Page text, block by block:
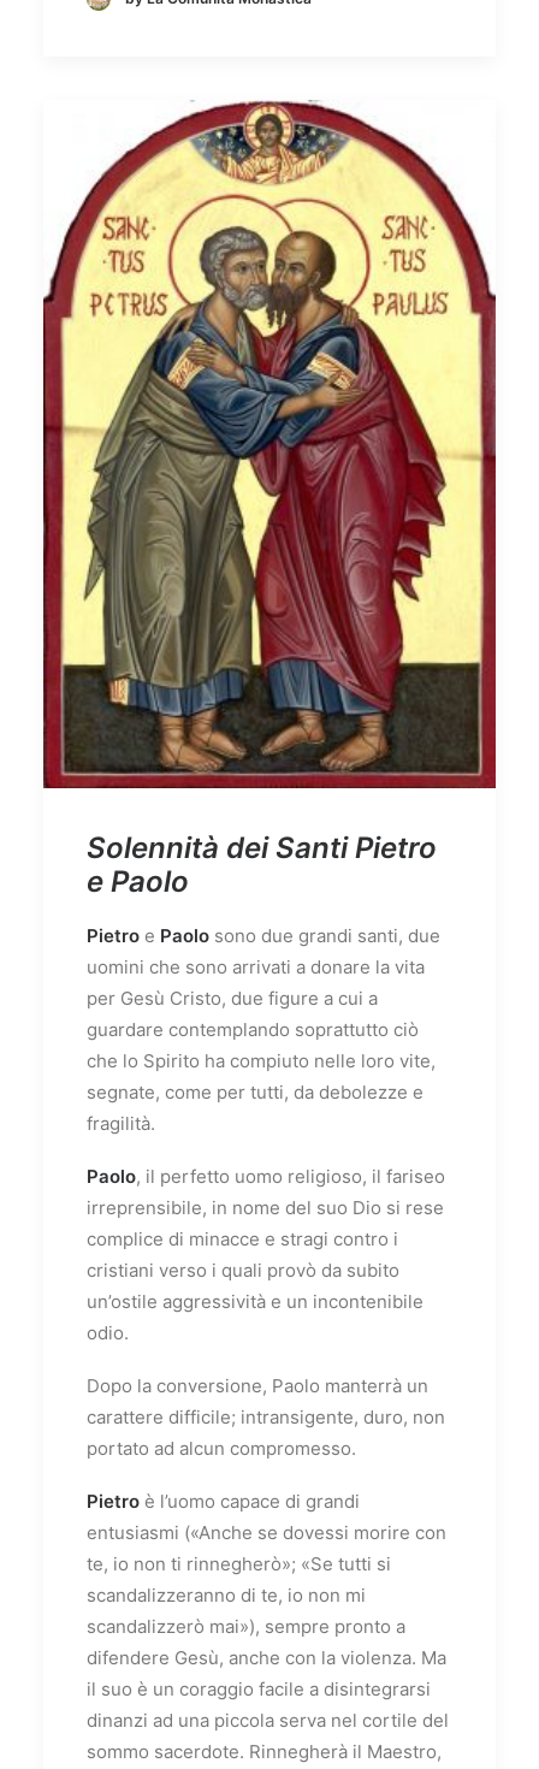
Solennità dei Santi Pietro
e Paolo
Pietro e Paolo sono due grandi santi, due
uomini che sono arrivati a donare la vita
per Gesù Cristo, due figure a cui a
guardare contemplando soprattutto ciò
che lo Spirito ha compiuto nelle loro vite,
segnate, come per tutti, da debolezze e
fragilità.
Paolo, il perfetto uomo religioso, il fariseo
irreprensibile, in nome del suo Dio si rese
complice di minacce e stragi contro i
cristiani verso i quali provò da subito
un’ostile aggressività e un incontenibile
odio.
Dopo la conversione, Paolo manterrà un
carattere difficile; intransigente, duro, non
portato ad alcun compromesso.
Pietro è l’uomo capace di grandi
entusiasmi («Anche se dovessi morire con
te, io non ti rinnegherò»; «Se tutti si
scandalizzeranno di te, io non mi
scandalizzerò mai»), sempre pronto a
difendere Gesù, anche con la violenza. Ma
il suo è un coraggio facile a disintegrarsi
dinanzi ad una piccola serva nel cortile del
sommo sacerdote. Rinnegherà il Maestro,